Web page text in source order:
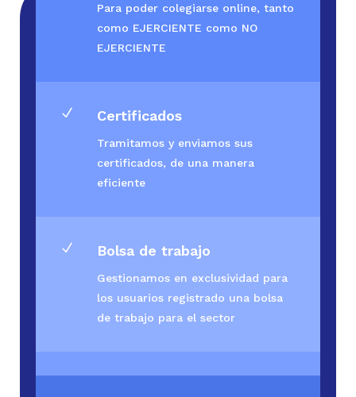
Para poder colegiarse online, tanto
como EJERCIENTE como NO
EJERCIENTE
N Certificados
Tramitamos y enviamos sus
certificados, de una manera
eficiente
N Bolsa de trabajo
Gestionamos en exclusividad para
los usuarios registrado una bolsa
de trabajo para el sector